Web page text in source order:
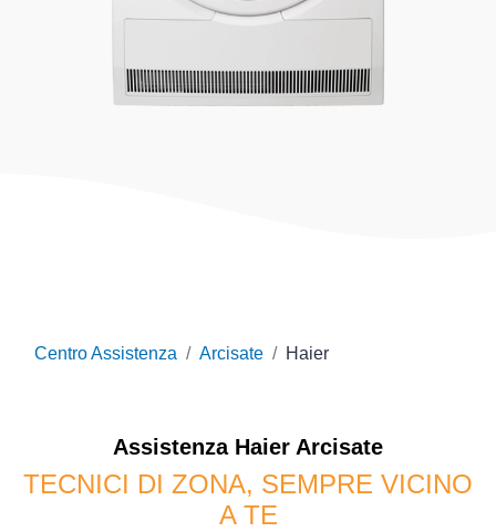
Centro Assistenza Arcisate Haier
Assistenza Haier Arcisate
TECNICI DI ZONA, SEMPRE VICINO
A TE